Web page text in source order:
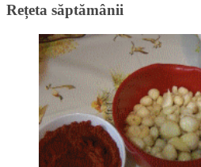
Rețeta săptămânii